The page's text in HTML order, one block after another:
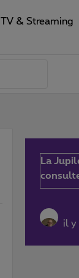
TV & Streaming
La
il y